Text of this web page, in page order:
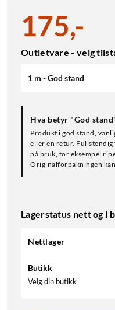
175,-
Outletvare - velg
1 m - God stand
Hva betyr "God
Produkt i god stand,
eller en retur. Fullstendig
på bruk, for eksempel
Originalforpakningen
Lagerstatus nett og i
Nettlager
Butikk
Velg din butikk